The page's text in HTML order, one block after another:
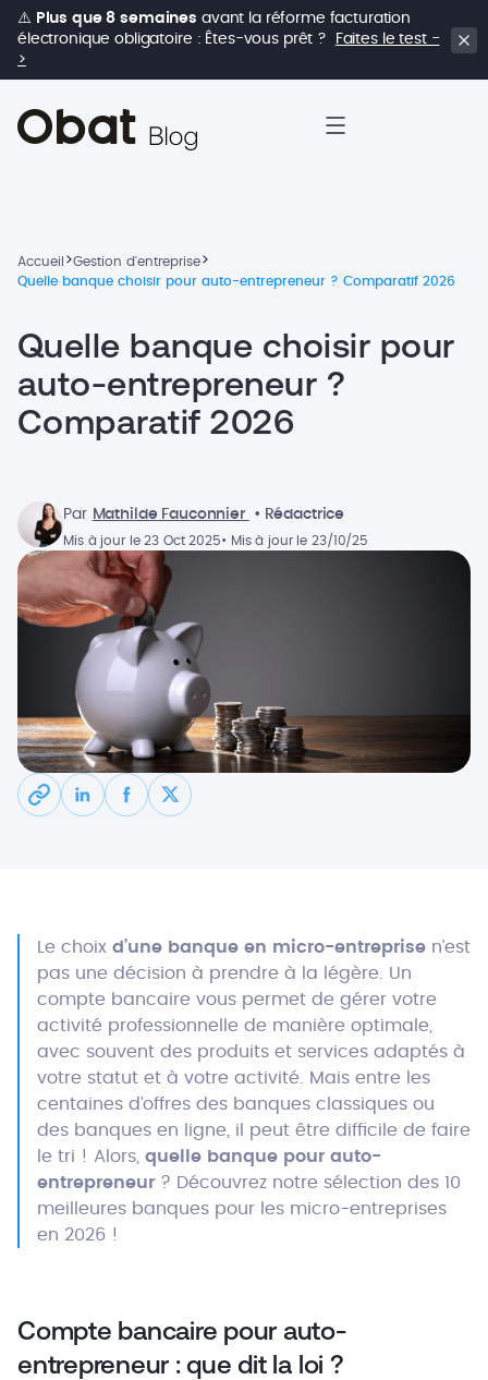
⚠️ Plus que 8 semaines avant la réforme facturation
électronique obligatoire : Êtes-vous prêt ?
Faites le test -
>
Accueil >Gestion d'entreprise>
Quelle banque choisir pour auto-entrepreneur ? Comparatif 2026
Quelle banque choisir pour
auto-entrepreneur ?
Comparatif 2026
Par Mathilde Fauconnier • Rédactrice
Mis à jour le 23 Oct 2025• Mis à jour le 23/10/25
Le choix d’une banque en micro-entreprise n’est
pas une décision à prendre à la légère. Un
compte bancaire vous permet de gérer votre
activité professionnelle de manière optimale,
avec souvent des produits et services adaptés à
votre statut et à votre activité. Mais entre les
centaines d’offres des banques classiques ou
des banques en ligne, il peut être difficile de faire
le tri ! Alors, quelle banque pour auto-
entrepreneur ? Découvrez notre sélection des 10
meilleures banques pour les micro-entreprises
en 2026 !
Compte bancaire pour auto-
entrepreneur : que dit la loi ?